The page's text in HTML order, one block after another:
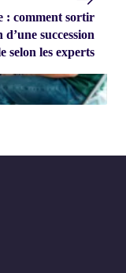
: comment sortir
d’une succession
selon les experts